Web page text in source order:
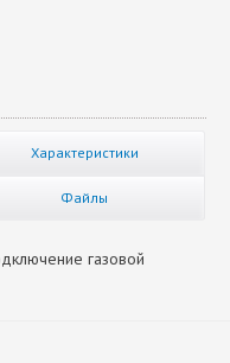
Характеристики
Файлы
газовой